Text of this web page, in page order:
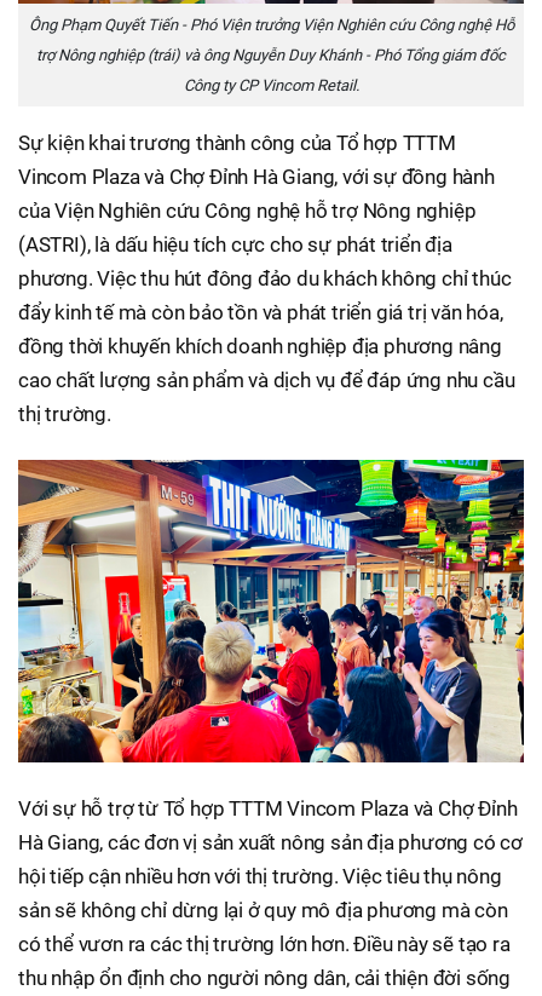
Ông Phạm Quyết Tiến - Phó Viện trưởng Viện Nghiên cứu Công nghệ Hỗ
trợ Nông nghiệp (trái) và ông Nguyễn Duy Khánh - Phó Tổng giám đốc
Công ty CP Vincom Retail.
Sự kiện khai trương thành công của Tổ hợp TTTM
Vincom Plaza và Chợ Đỉnh Hà Giang, với sự đồng hành
của Viện Nghiên cứu Công nghệ hỗ trợ Nông nghiệp
(ASTRI), là dấu hiệu tích cực cho sự phát triển địa
phương. Việc thu hút đông đảo du khách không chỉ thúc
đẩy kinh tế mà còn bảo tồn và phát triển giá trị văn hóa,
đồng thời khuyến khích doanh nghiệp địa phương nâng
cao chất lượng sản phẩm và dịch vụ để đáp ứng nhu cầu
thị trường.
Với sự hỗ trợ từ Tổ hợp TTTM Vincom Plaza và Chợ Đỉnh
Hà Giang, các đơn vị sản xuất nông sản địa phương có cơ
hội tiếp cận nhiều hơn với thị trường. Việc tiêu thụ nông
sản sẽ không chỉ dừng lại ở quy mô địa phương mà còn
có thể vươn ra các thị trường lớn hơn. Điều này sẽ tạo ra
thu nhập ổn định cho người nông dân, cải thiện đời sống